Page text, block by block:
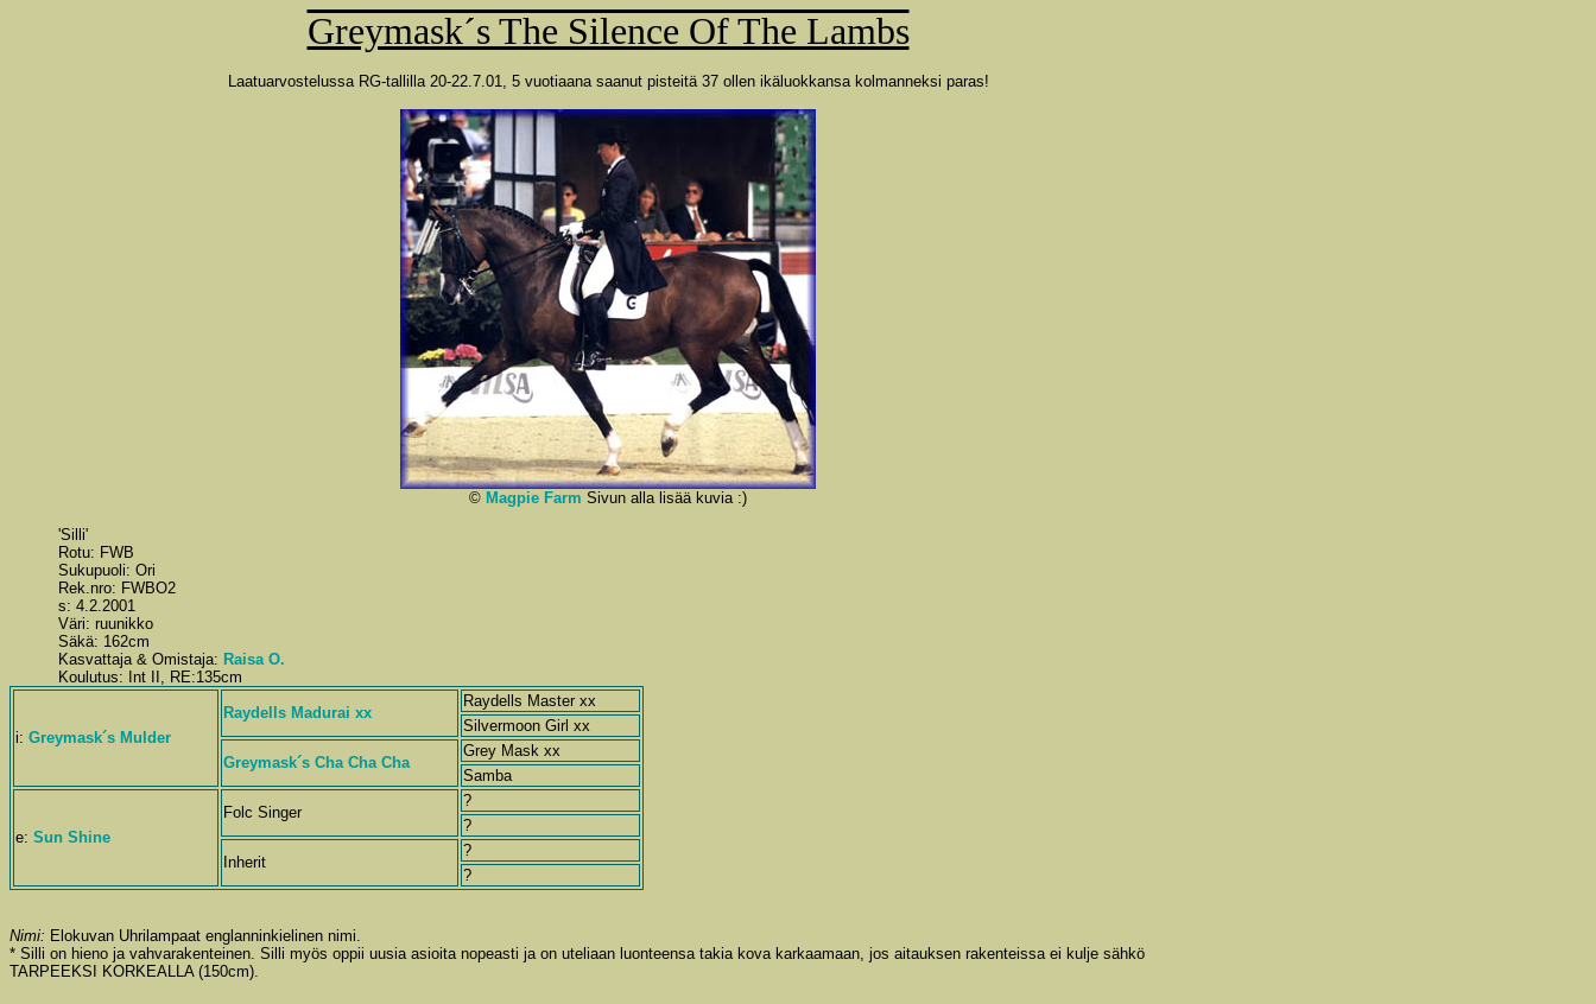
Greymask´s The Silence Of The Lambs
Laatuarvostelussa RG-tallilla 20-22.7.01, 5 vuotiaana saanut pisteitä 37 ollen ikäluokkansa kolmanneksi paras!
© Magpie Farm Sivun alla lisää kuvia :)
'Silli'
Rotu: FWB
Sukupuoli: Ori
Rek.nro: FWBO2
s: 4.2.2001
Väri: ruunikko
Säkä: 162cm
Kasvattaja & Omistaja: Raisa O.
Koulutus: Int II, RE:135cm
i: Greymask´s Mulder
Raydells Madurai xx
Raydells Master xx
Silvermoon Girl xx
Greymask´s Cha Cha Cha
Grey Mask xx
Samba
e: Sun Shine
Folc Singer
?
?
Inherit
?
?
Nimi: Elokuvan Uhrilampaat englanninkielinen nimi.
* Silli on hieno ja vahvarakenteinen. Silli myös oppii uusia asioita nopeasti ja on uteliaan luonteensa takia kova karkaamaan, jos aitauksen rakenteissa ei kulje sähkö
TARPEEKSI KORKEALLA (150cm).